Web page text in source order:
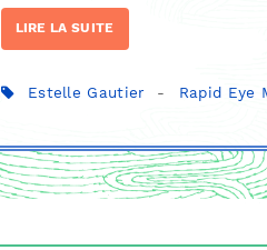
LIRE LA SUITE
Estelle Gautier - Rapid Eye